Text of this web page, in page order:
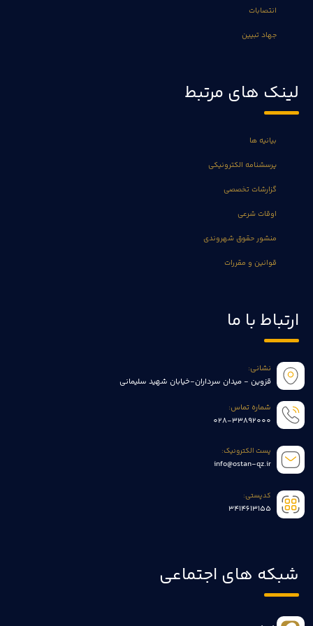
انتصابات
جهاد تبیین
لینک های مرتبط
بیانیه ها
پرسشنامه الکترونیکی
گزارشات تخصصی
اوقات شرعی
منشور حقوق شهروندی
قوانین و مقررات
ارتباط با ما
نشانی:
قزوین - میدان سرداران-خیابان شهید سلیمانی
شماره تماس:
028-33892000
پست الکترونیک:
info@ostan-qz.ir
کدپستی:
3414613155
شبکه های اجتماعی